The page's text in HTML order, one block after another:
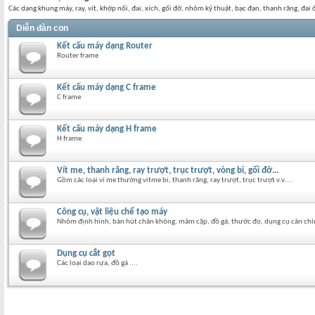
Các dạng khung máy, ray, vít, khớp nối, đai, xích, gối đỡ, nhôm kỹ thuật, bạc đạn, thanh răng, đai
Diễn đàn con
Kết cấu máy dạng Router
Router frame
Kết cấu máy dạng C frame
C frame
Kết cấu máy dạng H frame
H frame
Vít me, thanh răng, ray trượt, trục trượt, vòng bi, gối đở...
Gồm các loại ví me thường vitme bi, thanh răng, ray trượt, trục trượt v.v....
Công cụ, vật liệu chế tạo máy
Nhôm định hình, bàn hút chân không, mâm cặp, đồ gá, thước đo, dụng cụ cân
Dụng cụ cắt gọt
Các loại dao rựa, đồ gá ....